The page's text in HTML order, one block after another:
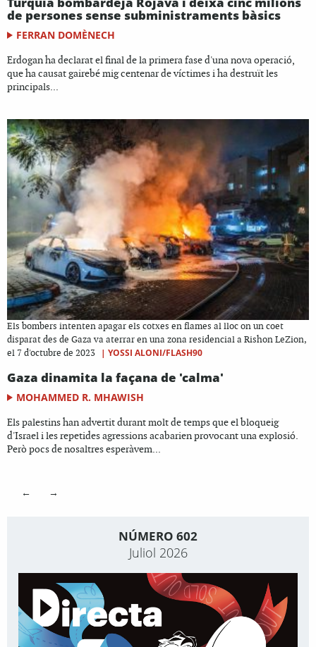
de persones sense subministraments bàsics
FERRAN DOMÈNECH
Erdogan ha declarat el final de la primera fase d'una nova operació,
que ha causat gairebé mig centenar de víctimes i ha destruït les
principals...
Els bombers intenten apagar els cotxes en flames al lloc on un coet
disparat des de Gaza va aterrar en una zona residencial a Rishon LeZion,
el 7 d'octubre de 2023
| YOSSI ALONI/FLASH90
Gaza dinamita la façana de 'calma'
MOHAMMED R. MHAWISH
Els palestins han advertit durant molt de temps que el bloqueig
d'Israel i les repetides agressions acabarien provocant una explosió.
Però pocs de nosaltres esperàvem...
← →
NÚMERO 602
Juliol 2026